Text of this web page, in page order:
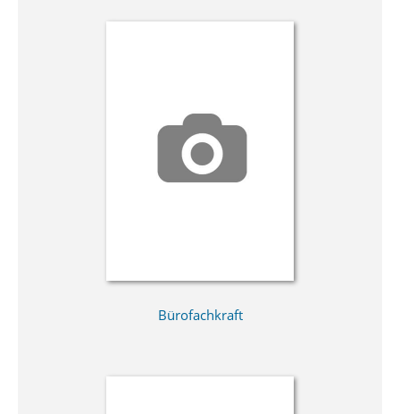
Bürofachkraft